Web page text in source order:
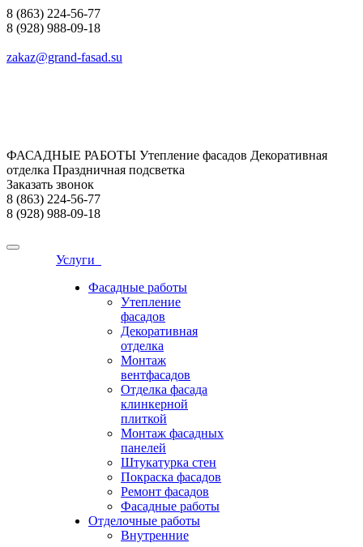
8 (863) 224-56-77
8 (928) 988-09-18
zakaz@grand-fasad.su
ФАСАДНЫЕ РАБОТЫ Утепление фасадов Декоративная
отделка Праздничная подсветка
Заказать звонок
8 (863) 224-56-77
8 (928) 988-09-18
Услуги
Фасадные работы
Утепление
фасадов
Декоративная
отделка
Монтаж
вентфасадов
Отделка фасада
клинкерной
плиткой
Монтаж фасадных
панелей
Штукатурка стен
Покраска фасадов
Ремонт фасадов
Фасадные работы
Отделочные работы
Внутренние